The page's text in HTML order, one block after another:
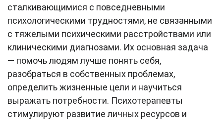
сталкивающимися с повседневными
психологическими трудностями, не связанными
с тяжелыми психическими расстройствами или
клиническими диагнозами. Их основная задача
— помочь людям лучше понять себя,
разобраться в собственных проблемах,
определить жизненные цели и научиться
выражать потребности. Психотерапевты
стимулируют развитие личных ресурсов и